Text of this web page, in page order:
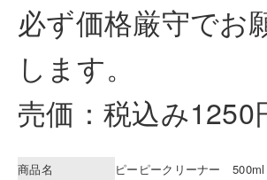
必ず価格厳守でお
します。
売価：税込み1250
商品名
ピーピークリーナー